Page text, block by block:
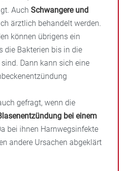
Auch Schwangere und
ärztlich behandelt werden.
können übrigens ein
die Bakterien bis in die
Dann kann sich eine
gefragt, wenn die
bei einem
bei ihnen Harnwegsinfekte
andere Ursachen abgeklärt